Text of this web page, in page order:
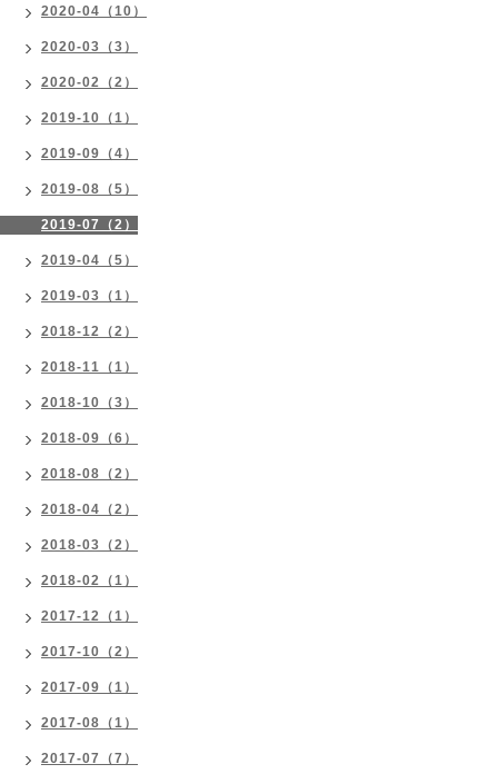
2020-04（10）
2020-03（3）
2020-02（2）
2019-10（1）
2019-09（4）
2019-08（5）
2019-07（2）
2019-04（5）
2019-03（1）
2018-12（2）
2018-11（1）
2018-10（3）
2018-09（6）
2018-08（2）
2018-04（2）
2018-03（2）
2018-02（1）
2017-12（1）
2017-10（2）
2017-09（1）
2017-08（1）
2017-07（7）